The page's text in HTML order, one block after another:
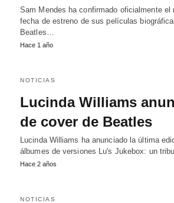
Sam Mendes ha confirmado oficialmente el
fecha de estreno de sus películas
Beatles…
Hace 1 año
NOTICIAS
Lucinda Williams
de cover de Beatles
Lucinda Williams ha anunciado la última
álbumes de versiones Lu's Jukebox: un
Hace 2 años
NOTICIAS